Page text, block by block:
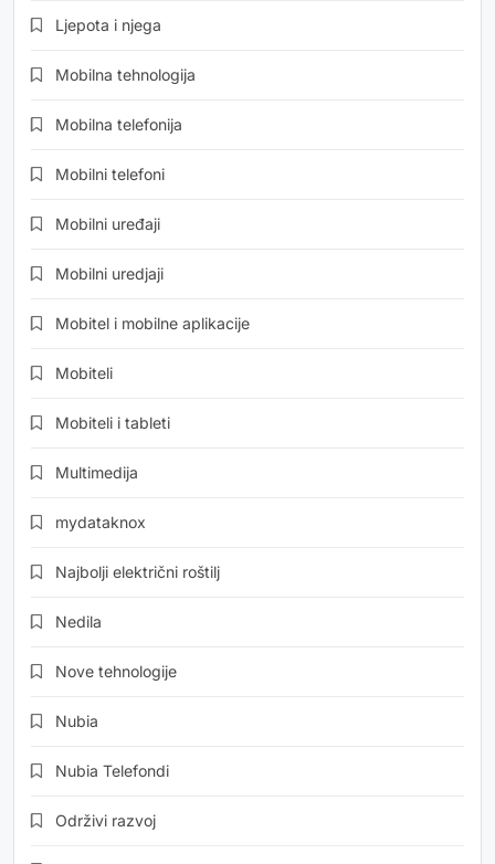
Ljepota i njega
Mobilna tehnologija
Mobilna telefonija
Mobilni telefoni
Mobilni uređaji
Mobilni uredjaji
Mobitel i mobilne aplikacije
Mobiteli
Mobiteli i tableti
Multimedija
mydataknox
Najbolji električni roštilj
Nedila
Nove tehnologije
Nubia
Nubia Telefondi
Održivi razvoj